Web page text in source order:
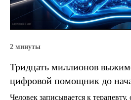
2 минуты
Тридцать миллионов
цифровой помощник до
Человек записывается к